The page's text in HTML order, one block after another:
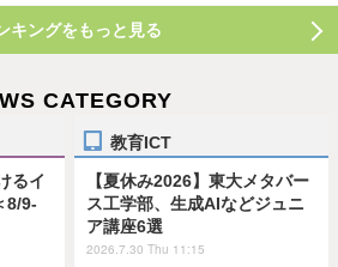
キングをもっと見る
CATEGORY
るイ
8/9-
教育ICT
【夏休み2026】東大メタバー
ス工学部、生成AIなどジュニ
ア講座6選
2026.7.30 Thu 11:15